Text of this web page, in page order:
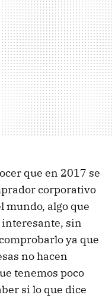
que en 2017 se
corporativo
mundo, algo que
sin
ya que
no hacen
tenemos poco
si lo que dice